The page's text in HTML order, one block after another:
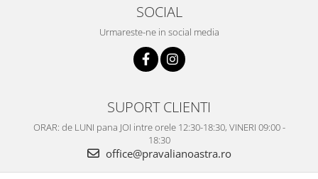
SOCIAL
Urmareste-ne in social media
SUPORT CLIENTI
ORAR: de LUNI pana JOI intre orele 12:30-18:30, VINERI 09:00 -
18:30
office@pravalianoastra.ro